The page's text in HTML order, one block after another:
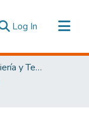
Log In (current)
Facultad de Ingeniería y Tecnologías de la Información y la Comunicación